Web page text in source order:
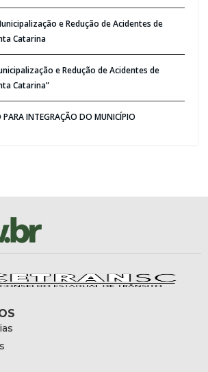
e Redução de Acidentes de
Catarina
e Redução de Acidentes de
Catarina”
PARA INTEGRAÇÃO DO MUNICÍPIO